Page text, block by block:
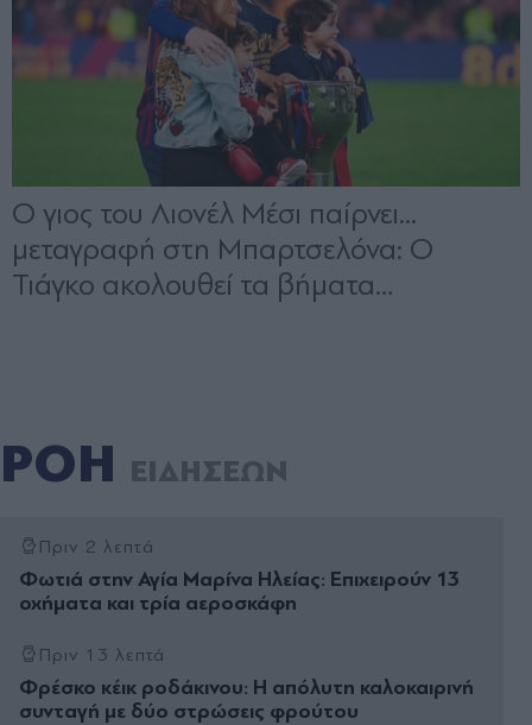
ΡΟΗ ΕΙΔΗΣΕΩΝ
Πριν 2 λεπτά
Φωτιά στην Αγία Μαρίνα Ηλείας: Επιχειρούν 13
οχήματα και τρία αεροσκάφη
Πριν 13 λεπτά
Φρέσκο κέικ ροδάκινου: Η απόλυτη καλοκαιρινή
συνταγή με δύο στρώσεις φρούτου